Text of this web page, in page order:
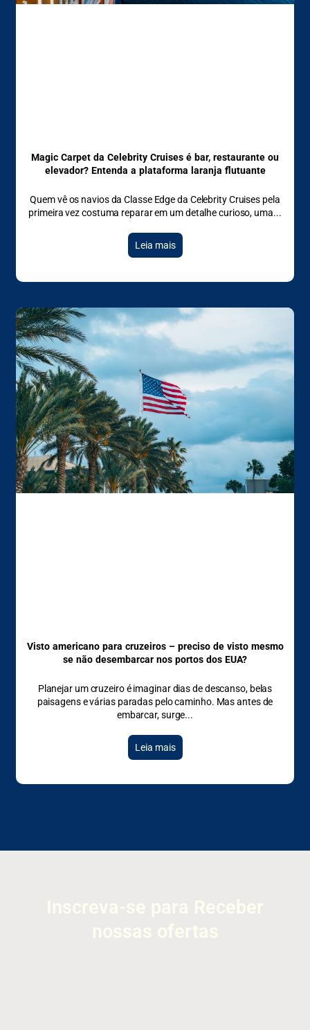
Magic Carpet da Celebrity Cruises é bar, restaurante ou
elevador? Entenda a plataforma laranja flutuante
Quem vê os navios da Classe Edge da Celebrity Cruises pela
primeira vez costuma reparar em um detalhe curioso, uma
Leia mais
Visto americano para cruzeiros – preciso de visto mesmo
se não desembarcar nos portos dos EUA?
Planejar um cruzeiro é imaginar dias de descanso, belas
paisagens e várias paradas pelo caminho. Mas antes de
embarcar, surge
Leia mais